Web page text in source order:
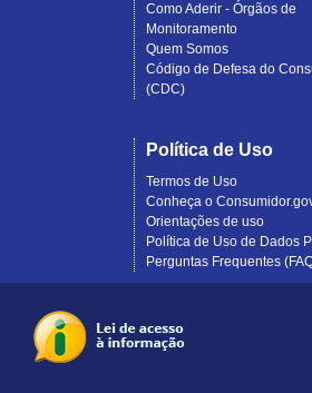
Como Aderir - Órgãos de
Monitoramento
Quem Somos
Código de Defesa do
(CDC)
Política de Uso
Termos de Uso
Conheça o
Orientações de uso
Política de Uso de Dados
Perguntas Frequentes